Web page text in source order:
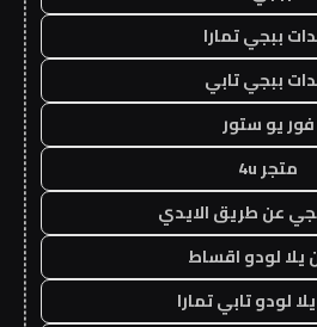
ببجي تمارا
ببجي تابي
فور يو ستور
متجر 4u
عن طريق الايدي
لودو اقساط
لودو تابي تمارا